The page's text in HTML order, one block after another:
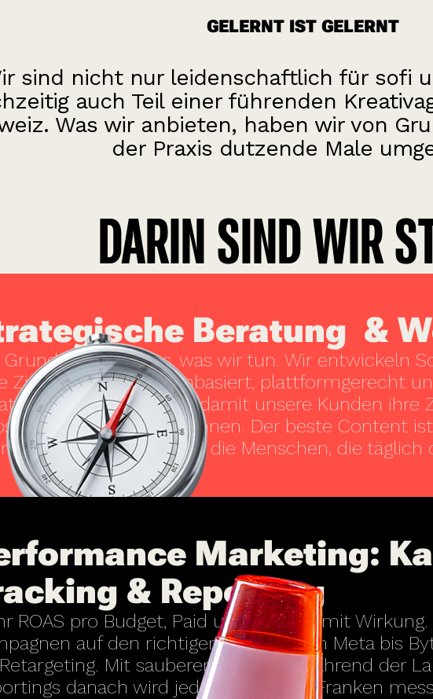
GELERNT IST GELERNT
sind nicht nur leidenschaftlich für sofi
auch Teil einer führenden
Was wir anbieten, haben wir von
der Praxis dutzende Male
DARIN SIND WIR
Beratung &
Grundstein für alles, was wir tun. Wir entwickeln
Ziele einzahlen datenbasiert, plattformgerecht
und unterstützen, damit unsere Kunden ihre
umsetzen können. Der beste Content
eine Marke besser als die Menschen, die
Marketing:
& Reporting
ROAS pro Budget, Paid und Organic mit
auf den richtigen Kanälen von Meta bis
Mit sauberem Tracking während der
danach wird jeder investierte Franken